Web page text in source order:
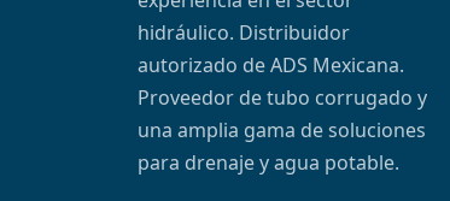
hidráulico. Distribuidor
autorizado de ADS Mexicana.
Proveedor de tubo corrugado y
una amplia gama de soluciones
para drenaje y agua potable.